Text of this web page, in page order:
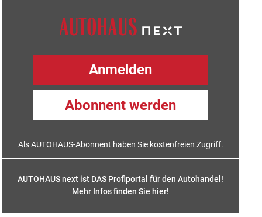
Anmelden
Abonnent werden
Als AUTOHAUS-Abonnent haben Sie kostenfreien Zugriff.
AUTOHAUS next ist DAS Profiportal für den Autohandel!
Mehr Infos finden Sie hier!